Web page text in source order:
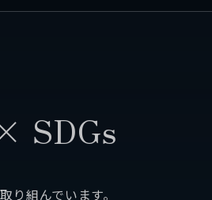
SDGs
り組んでいます。